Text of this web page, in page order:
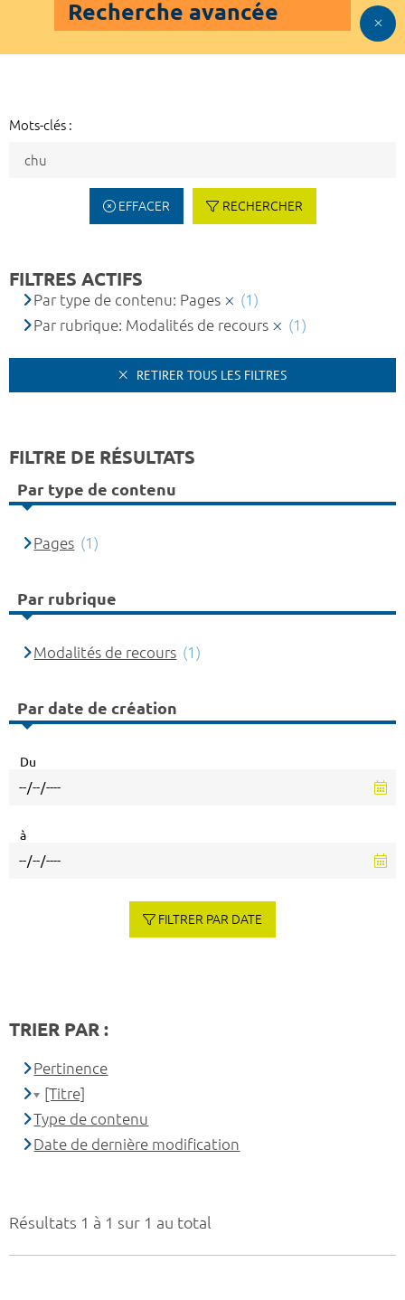
Recherche avancée
Mots-clés :
EFFACER RECHERCHER
Résultats 1 à 1 sur 1 au total
FILTRES ACTIFS
Par type de contenu: Pages
(1)
Par rubrique: Modalités de recours
(1)
RETIRER TOUS LES FILTRES
FILTRE DE RÉSULTATS
Par type de contenu
Pages (1)
Par rubrique
Modalités de recours (1)
Par date de création
Du
à
FILTRER PAR DATE
TRIER PAR :
Pertinence
[Titre]
Type de contenu
Date de dernière modification